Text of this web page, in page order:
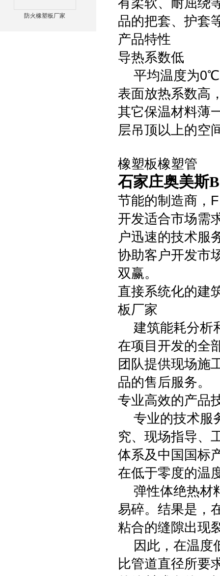
防火橡塑板厂家
有柔软、耐屈绕
品的把套、护套
产品特性
导热系数低
平均温度为0℃
表面放热系数高
其它保温材料薄
层吊顶以上的空
橡塑板橡塑管
石家庄奥美斯
节能的制造商，
开发适合市场需
户迅速的技术服
协助客户开发市
双赢。
直接系统化的建
板厂家
建筑能耗分析
在项目开发的全
团队提供现场施
品的售后服务。
专业高效的产品
专业的技术服
究、现场指导、
体系及中国国标
在低于零度的温
弹性体绝热材
易碎。结果是，
粘合的缝隙出现
因此，在温度
比管道直径所要